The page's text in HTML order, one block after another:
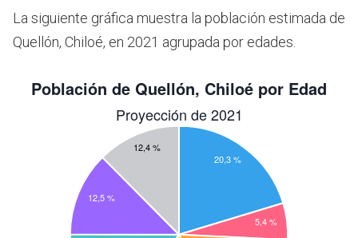
La siguiente gráfica muestra la población estimada de
Quellón, Chiloé, en 2021 agrupada por edades.